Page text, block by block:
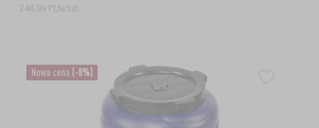
248,99 PLN/szt.
Nowa cena (-8%)